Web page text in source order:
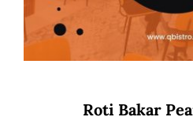
Roti Bakar